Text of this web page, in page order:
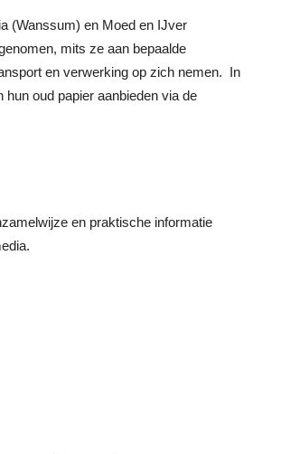
(Wanssum) en Moed en IJver
mits ze aan bepaalde
en verwerking op zich nemen. In
oud papier aanbieden via de
en praktische informatie